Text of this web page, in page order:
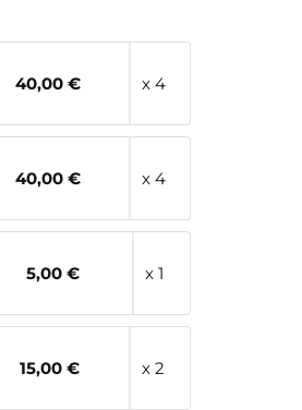
40,00 € x 4
40,00 € x 4
5,00 € x 1
15,00 € x 2